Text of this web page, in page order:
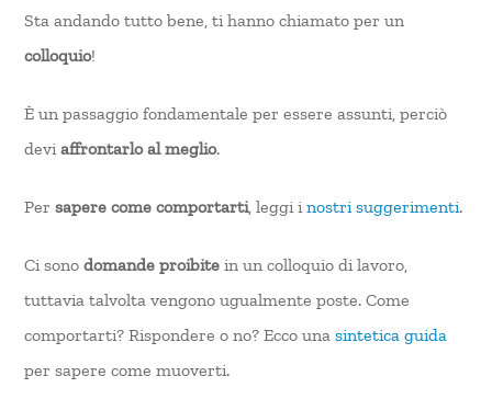
Sta andando tutto bene, ti hanno chiamato per un
colloquio!
È un passaggio fondamentale per essere assunti, perciò
deviaffrontarlo al meglio.
Persapere come comportarti, leggi inostri suggerimenti.
Ci sonodomande proibite in un colloquio di lavoro,
tuttavia talvolta vengono ugualmente poste. Come
comportarti? Rispondere o no? Ecco unasintetica guida
per sapere come muoverti.